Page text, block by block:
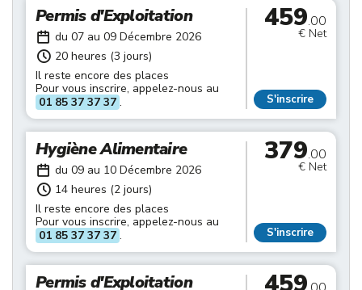
Permis d'Exploitation
du 07 au 09 Décembre 2026
20 heures (3 jours)
Il reste encore des places
Pour vous inscrire, appelez-nous au
01 85 37 37 37 .
459.00
€ Net
S'inscrire
Hygiène Alimentaire
du 09 au 10 Décembre 2026
14 heures (2 jours)
Il reste encore des places
Pour vous inscrire, appelez-nous au
01 85 37 37 37 .
379.00
€ Net
S'inscrire
Permis d'Exploitation